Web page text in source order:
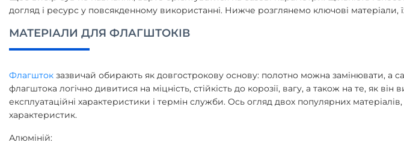
догляд і ресурс у повсякденному використанні. Нижче розглянемо ключові матеріали,
МАТЕРІАЛИ ДЛЯ ФЛАГШТОКІВ
Флагшток зазвичай обирають як довгострокову основу: полотно можна замінювати, а
флагштока логічно дивитися на міцність, стійкість до корозії, вагу, а також на те, як
експлуатаційні характеристики і термін служби. Ось огляд двох популярних
характеристик.
Алюміній: